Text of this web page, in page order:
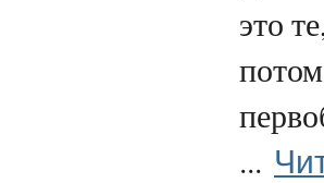
это
...